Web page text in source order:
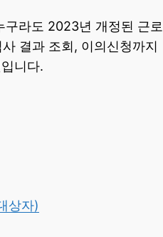
구라도 2023년 개정된 근로
결과 조회, 이의신청까지
니다.
상자)